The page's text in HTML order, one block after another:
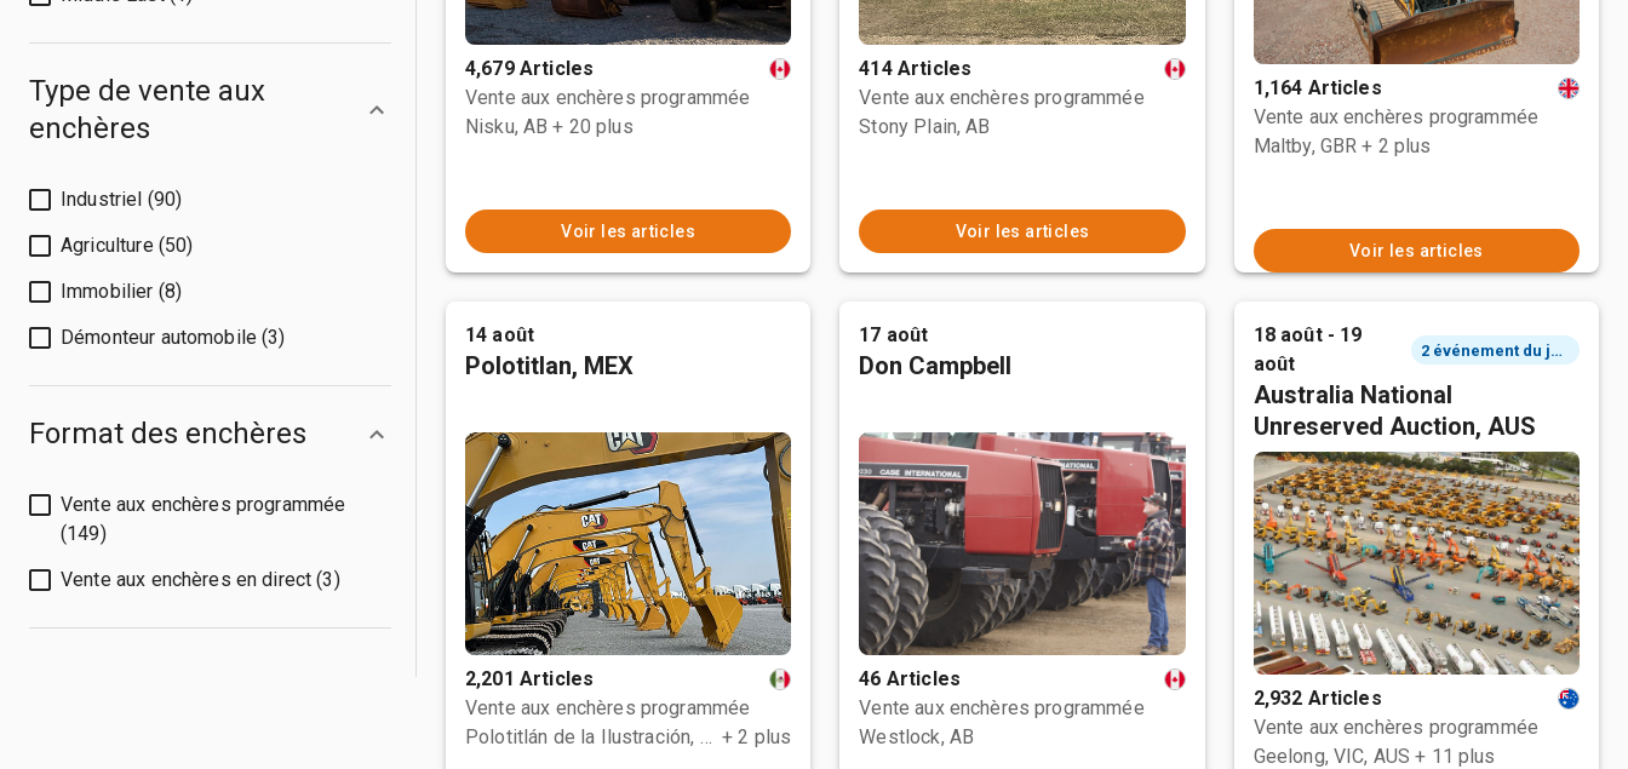
Type de vente aux
enchères
Industriel (90)
Agriculture (50)
Immobilier (8)
Démonteur automobile (3)
Format des enchères
Vente aux enchères programmée
(149)
Vente aux enchères en direct (3)
4,679 Articles
Vente aux enchères programmée
Nisku, AB + 20 plus
Voir les articles
414 Articles
Vente aux enchères programmée
Stony Plain, AB
Voir les articles
1,164 Articles
Vente aux enchères programmée
Maltby, GBR + 2 plus
Voir les articles
14 août
Polotitlan, MEX
2,201 Articles
Vente aux enchères programmée
Polotitlán de la Ilustración, MEX + 2 plus
17 août
Don Campbell
46 Articles
Vente aux enchères programmée
Westlock, AB
18 août - 19
août
2 événement du jour
Australia National
Unreserved Auction, AUS
2,932 Articles
Vente aux enchères programmée
Geelong, VIC, AUS + 11 plus